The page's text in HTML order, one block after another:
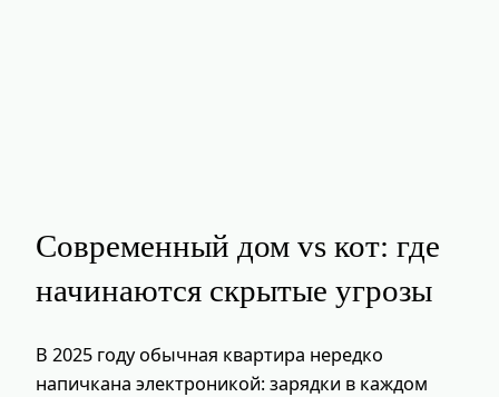
Современный дом vs кот: где
начинаются скрытые угрозы
В 2025 году обычная квартира нередко
напичкана электроникой: зарядки в каждом